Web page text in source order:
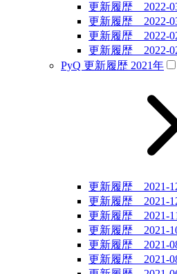
更新履歴 2022-
更新履歴 2022-
更新履歴 2022-
更新履歴 2022-
PyQ 更新履歴 2021年
更新履歴 2021-
更新履歴 2021-
更新履歴 2021-
更新履歴 2021-
更新履歴 2021-
更新履歴 2021-